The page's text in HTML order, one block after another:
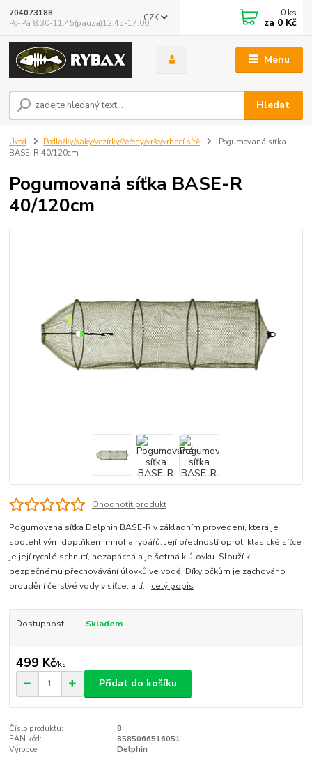
Menu
CZK
Hledat
704073188
Po-Pá 8:30-11:45(pauza)12:45-17:00
0 ks
za 0 Kč
Úvod Podložky/saky/vezírky/čeřeny/vrše/vrhací sítě
Pogumovaná síťka
BASE-R 40/120cm
Pogumovaná síťka BASE-R
40/120cm
Ohodnotit produkt
Pogumovaná síťka Delphin BASE-R v základním provedení, která je
spolehlivým doplňkem mnoha rybářů. Její předností oproti klasické síťce
je její rychlé schnutí, nezapáchá a je šetrná k úlovku. Slouží k
bezpečnému přechovávání úlovků ve vodě. Díky očkům je zachováno
proudění čerstvé vody v síťce, a tí... celý popis
Dostupnost Skladem
499 Kč/ks
Přidat do košíku
Číslo produktu:
8
EAN kód:
8585066516051
Výrobce:
Delphin